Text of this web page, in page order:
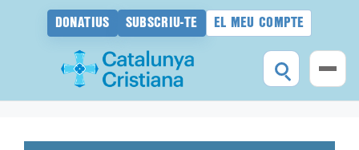
DONATIUS SUBSCRIU-TE EL MEU COMPTE